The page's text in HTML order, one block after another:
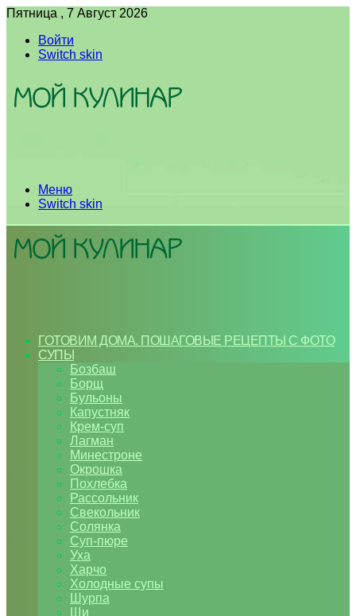
Пятница , 7 Август 2026
Войти
Switch skin
Меню
Switch skin
ГОТОВИМ ДОМА. ПОШАГОВЫЕ РЕЦЕПТЫ С ФОТО
СУПЫ
Бозбаш
Борщ
Бульоны
Капустняк
Крем-суп
Лагман
Минестроне
Окрошка
Похлебка
Рассольник
Свекольник
Солянка
Суп-пюре
Уха
Харчо
Холодные супы
Шурпа
Щи